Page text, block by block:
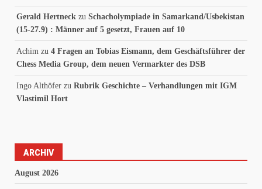
Gerald Hertneck zu Schacholympiade in Samarkand/Usbekistan
(15-27.9) : Männer auf 5 gesetzt, Frauen auf 10
Achim zu 4 Fragen an Tobias Eismann, dem Geschäftsführer der
Chess Media Group, dem neuen Vermarkter des DSB
Ingo Althöfer zu Rubrik Geschichte – Verhandlungen mit IGM
Vlastimil Hort
ARCHIV
August 2026